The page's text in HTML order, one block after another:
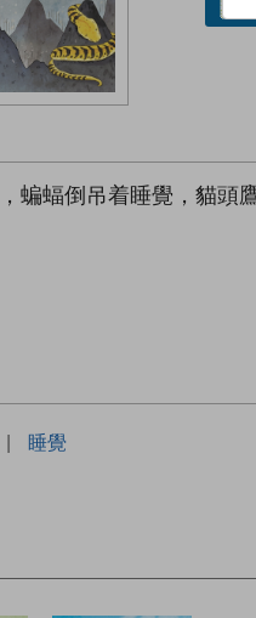
蝙蝠倒吊着睡覺，貓
| 睡覺